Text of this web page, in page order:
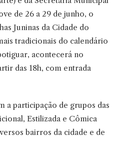
de 26 a 29 de junho, o
Juninas da Cidade do
tradicionais do calendário
acontecerá no
das 18h, com entrada
a participação de grupos das
Estilizada e Cômica
bairros da cidade e de